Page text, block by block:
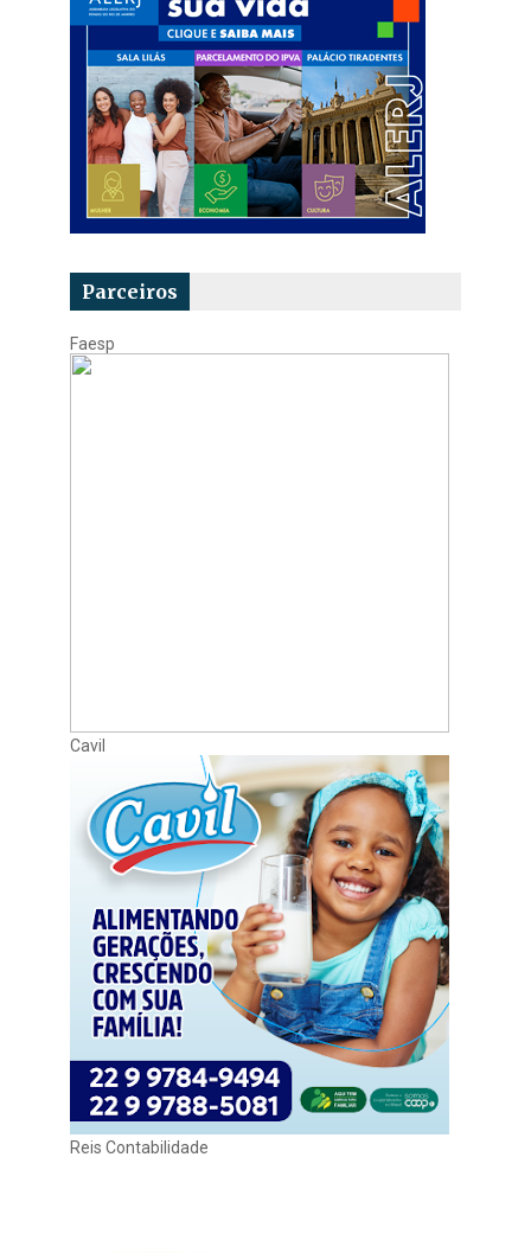
Parceiros
Faesp
Cavil
Reis Contabilidade